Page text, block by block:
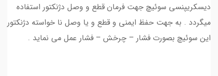
دیسکریپنسی سوئیچ جهت فرمان قطع و وصل دژنکتور استفاده
میگردد . به جهت حفظ ایمنی و قطع و یا وصل نا خواسته دژنکتور
این سوئیچ بصورت فشار – چرخش – فشار عمل می نماید .